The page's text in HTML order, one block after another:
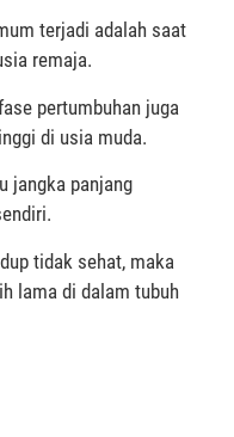
terjadi adalah saat
remaja.
pertumbuhan juga
di usia muda.
jangka panjang
tidak sehat, maka
lama di dalam tubuh